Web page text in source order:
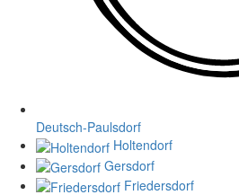
Deutsch-Paulsdorf
Holtendorf
Gersdorf
Friedersdorf